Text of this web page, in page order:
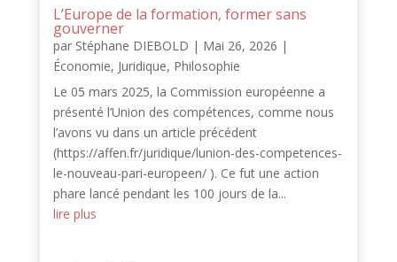
L’Europe de la formation, former sans
gouverner
par Stéphane DIEBOLD | Mai 26, 2026 |
Économie, Juridique, Philosophie
Le 05 mars 2025, la Commission européenne a
présenté l’Union des compétences, comme nous
l’avons vu dans un article précédent
(https://affen.fr/juridique/lunion-des-competences-
le-nouveau-pari-europeen/ ). Ce fut une action
phare lancé pendant les 100 jours de la...
lire plus